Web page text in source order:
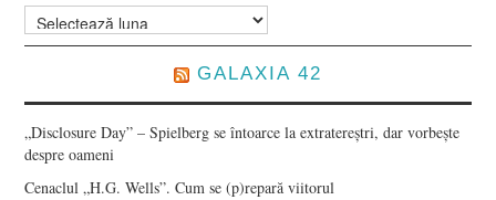
Arhive
GALAXIA 42
„Disclosure Day” – Spielberg se întoarce la extratereștri, dar vorbește
despre oameni
Cenaclul „H.G. Wells”. Cum se (p)repară viitorul